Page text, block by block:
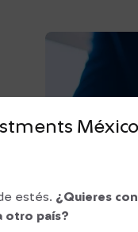
México
estés. ¿Quieres
otro país?